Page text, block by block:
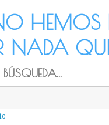
HEMOS
NADA